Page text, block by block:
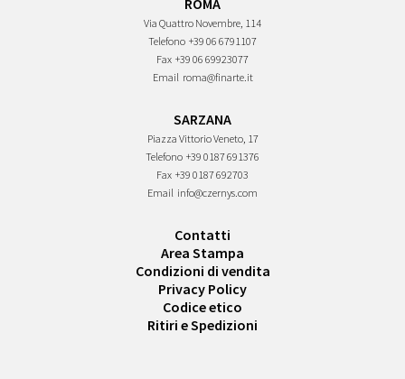
ROMA
Via Quattro Novembre, 114
Telefono +39 06 6791107
Fax +39 06 69923077
Email roma@finarte.it
SARZANA
Piazza Vittorio Veneto, 17
Telefono +39 0187 691376
Fax +39 0187 692703
Email info@czernys.com
Contatti
Area Stampa
Condizioni di vendita
Privacy Policy
Codice etico
Ritiri e Spedizioni